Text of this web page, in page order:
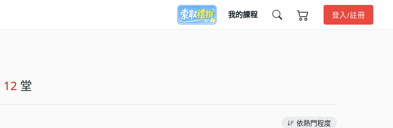
我的課程 登入/註冊
12 堂
依熱門程度